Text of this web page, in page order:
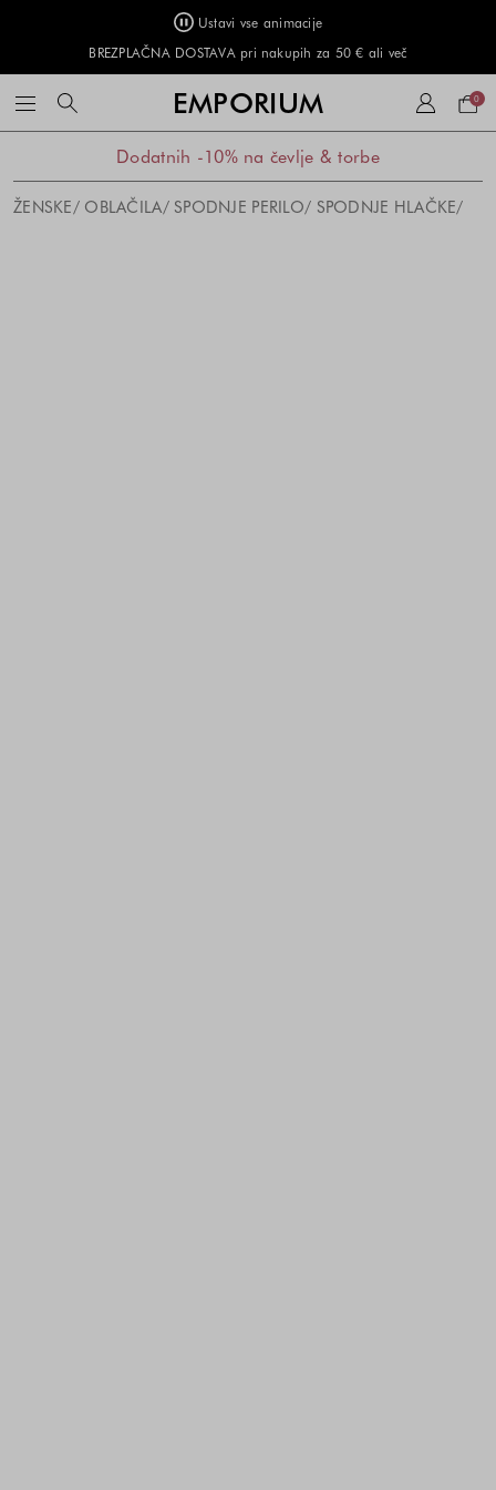
Ustavi vse animacije
BREZPLAČNA DOSTAVA pri nakupih za 50 € ali več
EMPORIUM 0
Dodatnih -10% na čevlje & torbe
ŽENSKE OBLAČILA SPODNJE PERILO SPODNJE HLAČKE